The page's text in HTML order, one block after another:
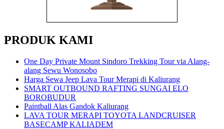
PRODUK KAMI
One Day Private Mount Sindoro Trekking Tour via Alang-
alang Sewu Wonosobo
Harga Sewa Jeep Lava Tour Merapi di Kaliurang
SMART OUTBOUND RAFTING SUNGAI ELO
BOROBUDUR
Paintball Alas Gandok Kaliurang
LAVA TOUR MERAPI TOYOTA LANDCRUISER
BASECAMP KALIADEM